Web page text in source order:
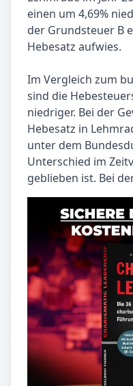
einen um 4,69%
der Grundsteuer B
Hebesatz aufwies.
Im Vergleich zum
sind die
niedriger. Bei der
Hebesatz in
unter dem
Unterschied im
geblieben ist. Bei